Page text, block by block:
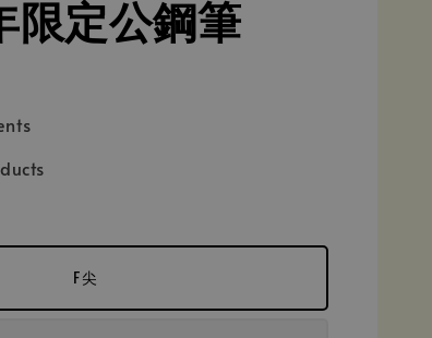
限定公鋼筆
F尖